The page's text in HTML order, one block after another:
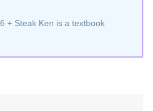
+ Steak Ken is a textbook